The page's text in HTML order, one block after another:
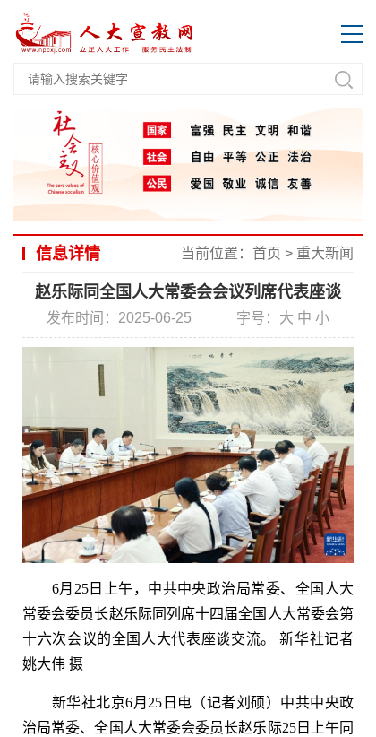
信息详情 当前位置： 首页 > 重大新闻
赵乐际同全国人大常委会会议列席代表座谈
发布时间：2025-06-25 字号： 大 中 小
6月25日上午，中共中央政治局常委、全国人大
常委会委员长赵乐际同列席十四届全国人大常委会第
十六次会议的全国人大代表座谈交流。 新华社记者
姚大伟 摄
新华社北京6月25日电（记者刘硕）中共中央政
治局常委、全国人大常委会委员长赵乐际25日上午同